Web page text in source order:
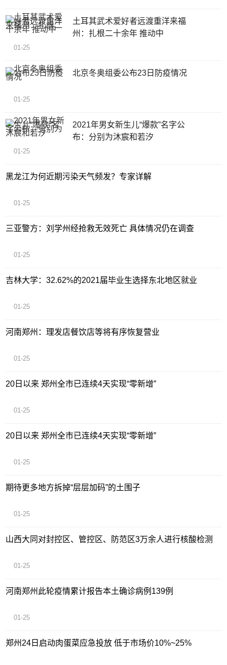
土耳其武术爱好者远渡重洋来福
州：扎根二十余年 推动中
01-25
北京冬奥组委公布23日防疫情况
01-25
2021年男女新生儿“爆款”名字公
布：分别为沐宸和若汐
01-25
黑龙江为何近期污染天气频发？专家详解
01-25
三亚警方：刘学州经抢救无效死亡 具体情况仍在调查
01-25
吉林大学：32.62%的2021届毕业生选择东北地区就业
01-25
河南郑州：理发店餐饮店等将有序恢复营业
01-25
20日以来 郑州全市已连续4天实现“零新增”
01-25
20日以来 郑州全市已连续4天实现“零新增”
01-25
期待更多地方拆掉“层层加码”的土围子
01-25
山西大同对封控区、管控区、防范区3万余人进行核酸检测
01-25
河南郑州此轮疫情累计报告本土确诊病例139例
01-25
郑州24日启动肉蛋菜应急投放 低于市场价10%~25%